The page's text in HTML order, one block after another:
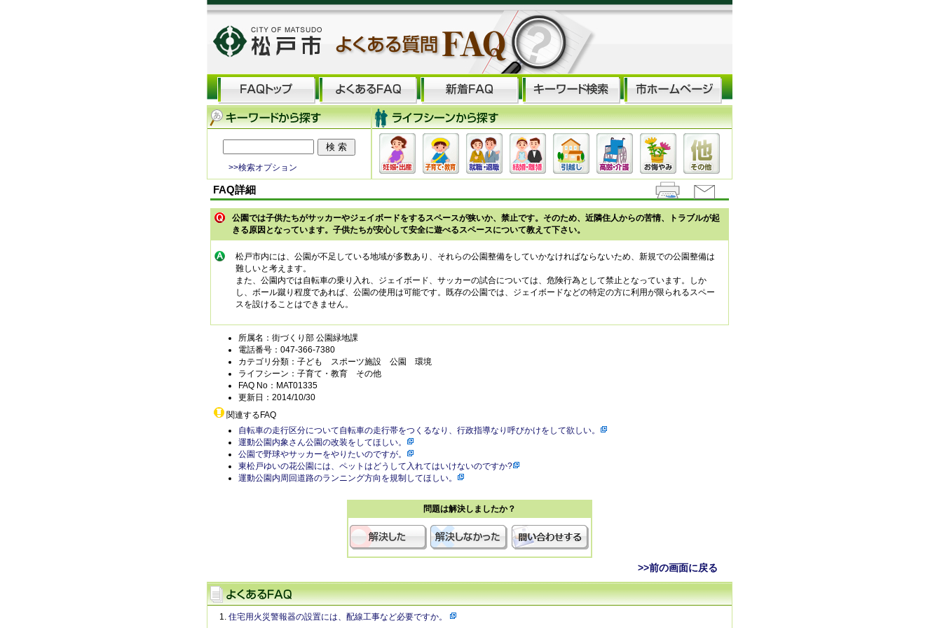
>>検索オプション
FAQ詳細
公園では子供たちがサッカーやジェイボードをするスペースが狭いか、禁止です。そのため、近隣住人からの苦情、トラブルが起
きる原因となっています。子供たちが安心して安全に遊べるスペースについて教えて下さい。
松戸市内には、公園が不足している地域が多数あり、それらの公園整備をしていかなければならないため、新規での公園整備は
難しいと考えます。
また、公園内では自転車の乗り入れ、ジェイボード、サッカーの試合については、危険行為として禁止となっています。しか
し、ボール蹴り程度であれば、公園の使用は可能です。既存の公園では、ジェイボードなどの特定の方に利用が限られるスペー
スを設けることはできません。
所属名：街づくり部 公園緑地課
電話番号：047-366-7380
カテゴリ分類：子ども スポーツ施設 公園 環境
ライフシーン：子育て・教育 その他
FAQ No：MAT01335
更新日：2014/10/30
関連するFAQ
自転車の走行区分について自転車の走行帯をつくるなり、行政指導なり呼びかけをして欲しい。
運動公園内象さん公園の改装をしてほしい。
公園で野球やサッカーをやりたいのですが。
東松戸ゆいの花公園には、ペットはどうして入れてはいけないのですか?
運動公園内周回道路のランニング方向を規制してほしい。
問題は解決しましたか？
>>前の画面に戻る
住宅用火災警報器の設置には、配線工事など必要ですか。